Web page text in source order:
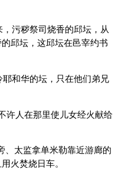
污秽祭司烧香的邱坛，从
邱坛，这邱坛在邑宰约书
和华的坛，只在他们弟兄
许人在那里使儿女经火献给
、太监拿单米勒靠近游廊的
火焚烧日车。